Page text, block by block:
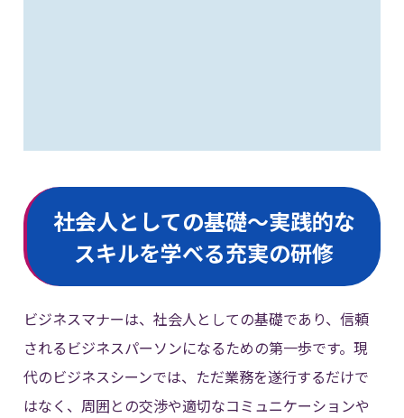
社会人としての基礎～実践的な
スキルを学べる充実の研修
ビジネスマナーは、社会人としての基礎であり、信頼
されるビジネスパーソンになるための第一歩です。現
代のビジネスシーンでは、ただ業務を遂行するだけで
はなく、周囲との交渉や適切なコミュニケーションや